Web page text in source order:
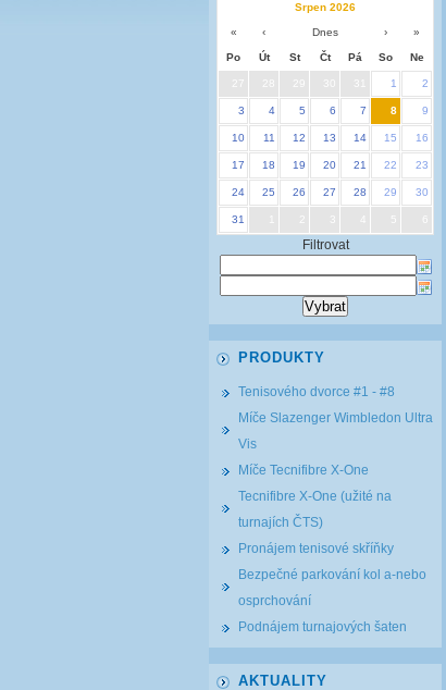
Srpen 2026
« ‹ Dnes › »
Po Út St Čt Pá So Ne
27 29 30 31 1 2
3 4 5 6 7 8 9
10 11 12 13 14 15 16
17 18 19 20 21 22 23
24 25 26 27 28 29 30
31 3 5
Filtrovat
PRODUKTY
Tenisového dvorce #1 - #8
Míče Slazenger Wimbledon Ultra
Vis
Míče Tecnifibre X-One
Tecnifibre X-One (užité na
turnajích ČTS)
Pronájem tenisové skříňky
Bezpečné parkování kol a-nebo
osprchování
Podnájem turnajových šaten
AKTUALITY